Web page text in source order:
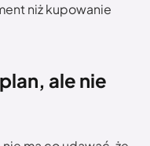
niż kupowanie
ale nie